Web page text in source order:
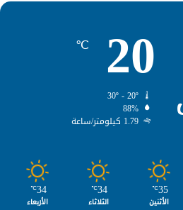
20
℃
88%
1.79 كيلومتر/ساعة
35
℃
الأثنين
34
℃
الثلاثاء
34
℃
الأربعاء